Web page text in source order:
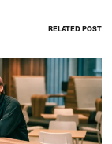
RELATED POST